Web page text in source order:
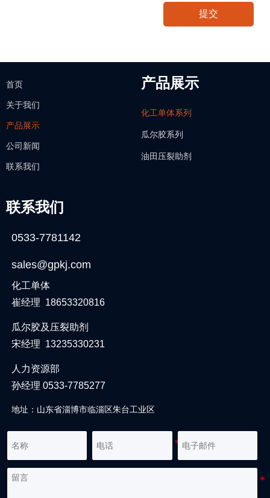
提交
首页
关于我们
产品展示
公司新闻
联系我们
产品展示
化工单体系列
瓜尔胶系列
油田压裂助剂
联系我们
0533-7781142
sales@gpkj.com
化工单体
崔经理 18653320816
瓜尔胶及压裂助剂
宋经理 13235330231
人力资源部
孙经理 0533-7785277
地址：山东省淄博市临淄区朱台工业区